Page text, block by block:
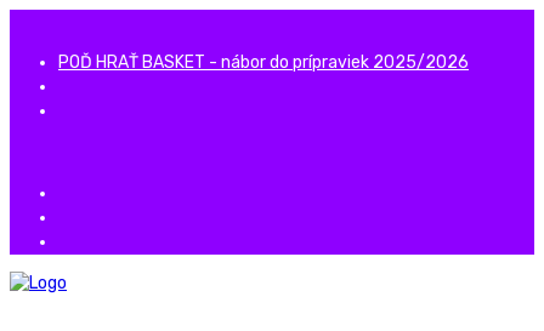
POĎ HRAŤ BASKET - nábor do prípraviek 2025/2026